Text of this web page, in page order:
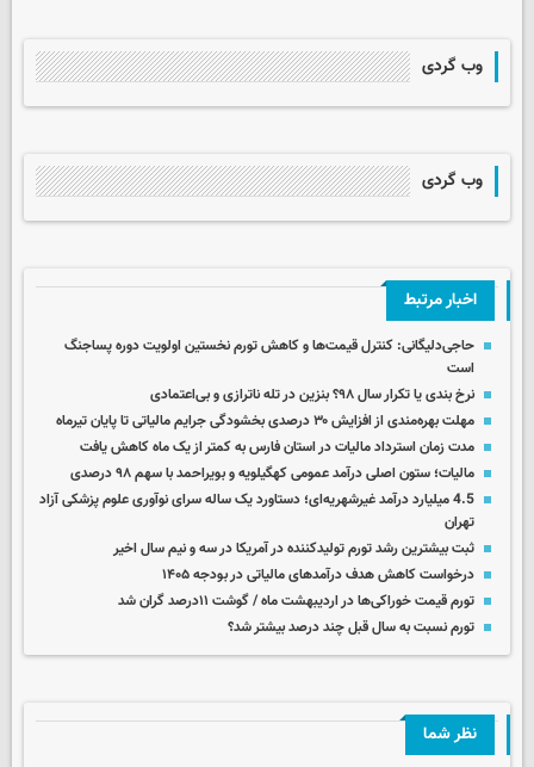
وب گردی
وب گردی
اخبار مرتبط
حاجی‌دلیگانی: کنترل قیمت‌ها و کاهش تورم نخستین اولویت دوره پساجنگ
است
نرخ بندی یا تکرار سال ۹۸؟ بنزین در تله‌ ناترازی و بی‌اعتمادی
مهلت بهره‌مندی از افزایش ۳۰ درصدی بخشودگی جرایم مالیاتی تا پایان تیرماه
مدت زمان استرداد مالیات در استان فارس به کمتر از یک ماه کاهش یافت
مالیات؛ ستون اصلی درآمد عمومی کهگیلویه و بویراحمد با سهم ۹۸ درصدی
4.5 میلیارد درآمد غیرشهریه‌ای؛ دستاورد یک ساله سرای نوآوری علوم پزشکی آزاد
تهران
ثبت بیشترین رشد تورم تولیدکننده در آمریکا در سه و نیم سال اخیر
درخواست کاهش هدف درآمدهای مالیاتی در بودجه ۱۴۰۵
تورم قیمت خوراکی‌ها در اردیبهشت ماه / گوشت ۱۱درصد گران شد
تورم نسبت به سال قبل چند درصد بیشتر شد؟
نظر شما